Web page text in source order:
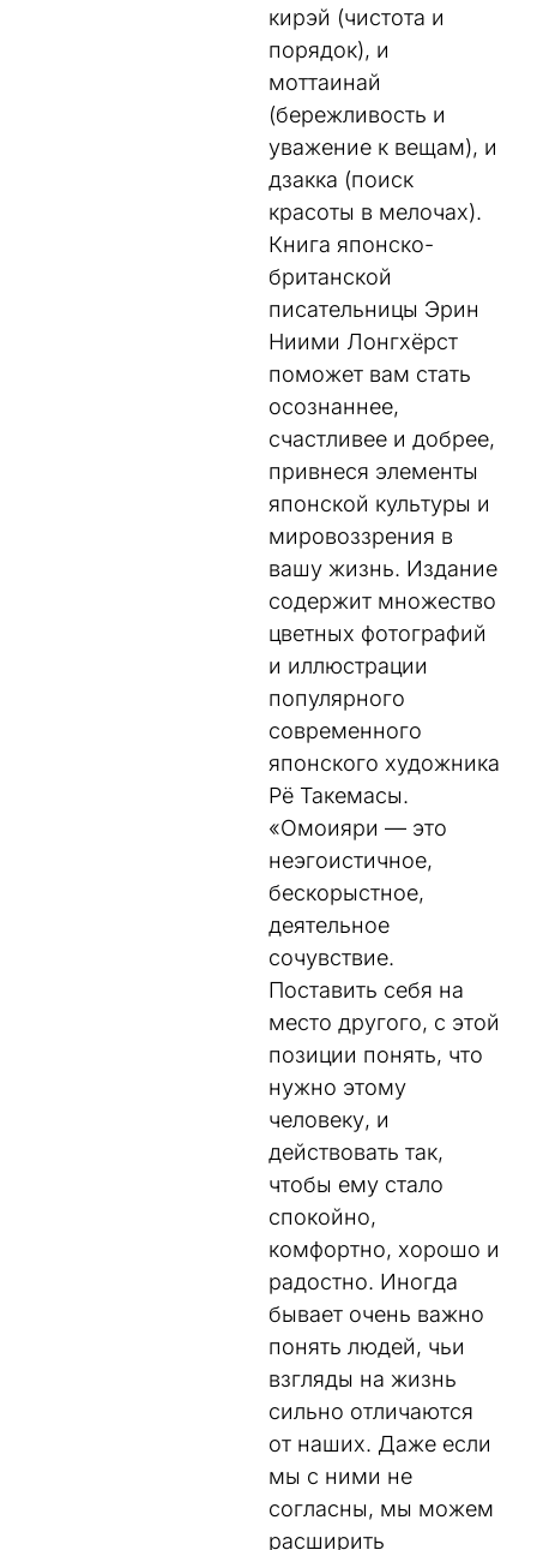
кирэй (чистота и
порядок), и
моттаинай
(бережливость и
уважение к вещам), и
дзакка (поиск
красоты в мелочах).
Книга японско-
британской
писательницы Эрин
Ниими Лонгхёрст
поможет вам стать
осознаннее,
счастливее и добрее,
привнеся элементы
японской культуры и
мировоззрения в
вашу жизнь. Издание
содержит множество
цветных фотографий
и иллюстрации
популярного
современного
японского художника
Рё Такемасы.
«Омоияри — это
неэгоистичное,
бескорыстное,
деятельное
сочувствие.
Поставить себя на
место другого, с этой
позиции понять, что
нужно этому
человеку, и
действовать так,
чтобы ему стало
спокойно,
комфортно, хорошо и
радостно. Иногда
бывает очень важно
понять людей, чьи
взгляды на жизнь
сильно отличаются
от наших. Даже если
мы с ними не
согласны, мы можем
расширить